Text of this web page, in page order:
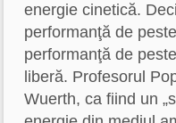
energie cinetică.
performanţă de
performanţă de
liberă. Profesorul
Wuerth, ca fiind un